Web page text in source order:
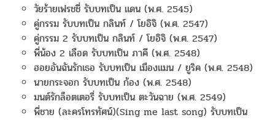
วัยร้ายเฟรชชี่ รับบทเป็น แดน (พ.ศ. 2545)
คู่กรรม รับบทเป็น กลินท์ / โยอิจิ (พ.ศ. 2547)
คู่กรรม 2 รับบทเป็น กลินท์ / โยอิจิ (พ.ศ. 2547)
พี่น้อง 2 เลือด รับบทเป็น ภาคี (พ.ศ. 2548)
ฮอยอันฉันรักเธอ รับบทเป็น เมืองแมน / ยูริค (พ.ศ. 2548)
นายกระจอก รับบทเป็น ก้อง (พ.ศ. 2548)
มนต์รักล็อตเตอรี่ รับบทเป็น ตะวันฉาย (พ.ศ. 2549)
พี่ชาย (ละครโทรทัศน์)(Sing me last song) รับบทเป็น